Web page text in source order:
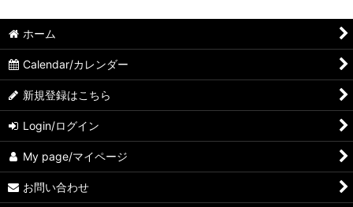
ホーム
Calendar/カレンダー
新規登録はこちら
Login/ログイン
My page/マイページ
お問い合わせ